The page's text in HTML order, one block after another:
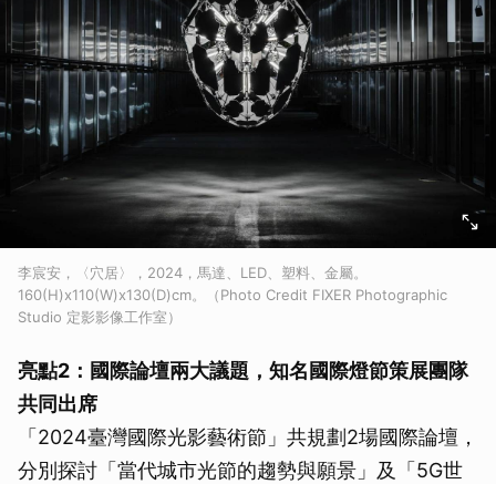
李宸安，〈穴居〉，2024，馬達、LED、塑料、金屬。
160(H)x110(W)x130(D)cm。（Photo Credit FIXER Photographic
Studio 定影影像工作室）
亮點2 ：國際論壇兩大議題，知名國際燈節策展團隊
共同出席
「2024臺灣國際光影藝術節」共規劃2場國際論壇，
分別探討「當代城市光節的趨勢與願景」及「5G世